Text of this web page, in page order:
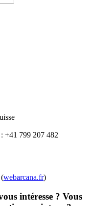
+41 799 207 482
webarcana.fr)
intéresse ? Vous